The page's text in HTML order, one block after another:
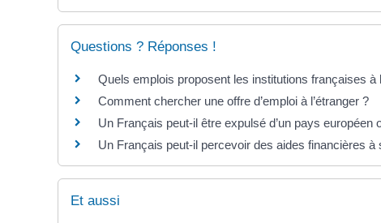
Questions ? Réponses !
Quels emplois proposent les institutions françaises à
Comment chercher une offre d’emploi à l’étranger ?
Un Français peut-il être expulsé d’un pays européen
Un Français peut-il percevoir des aides financières à
Et aussi